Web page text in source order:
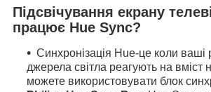
Підсвічування екрану
працює Hue Sync?
Синхронізація Hue-це коли ваші
джерела світла реагують на вміст
можете використовувати блок